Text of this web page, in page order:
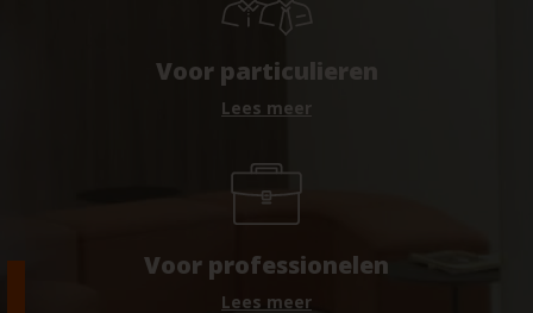
Voor particulieren
Lees meer
Voor professionelen
Lees meer